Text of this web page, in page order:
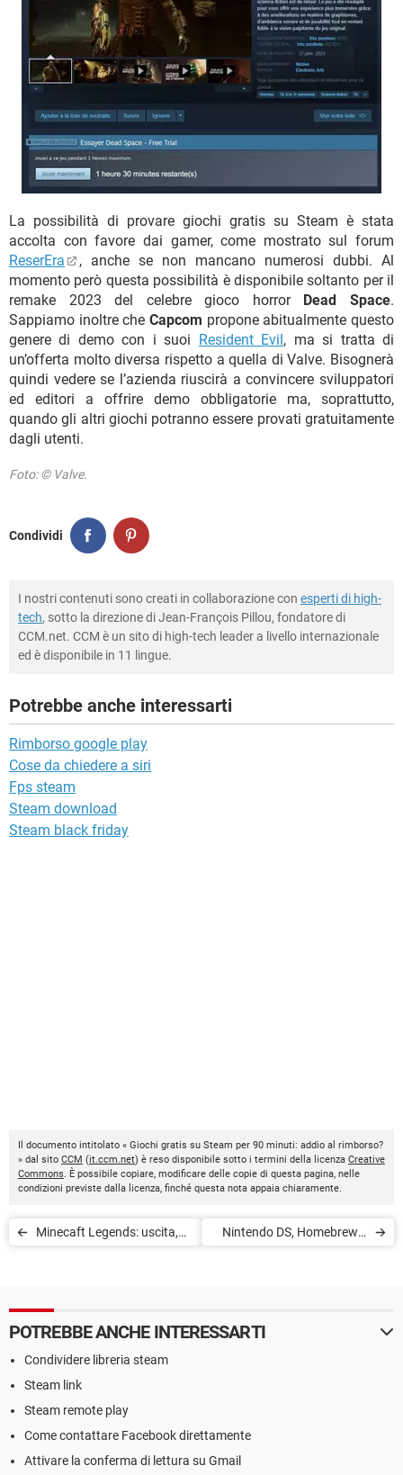
La possibilità di provare giochi gratis su Steam è stata
accolta con favore dai gamer, come mostrato sul forum
ReserEra
, anche se non mancano numerosi dubbi. Al
momento però questa possibilità è disponibile soltanto per il
remake 2023 del celebre gioco horror Dead Space.
Sappiamo inoltre che Capcom propone abitualmente questo
genere di demo con i suoi Resident Evil, ma si tratta di
un’offerta molto diversa rispetto a quella di Valve. Bisognerà
quindi vedere se l’azienda riuscirà a convincere sviluppatori
ed editori a offrire demo obbligatorie ma, soprattutto,
quando gli altri giochi potranno essere provati gratuitamente
dagli utenti.
Foto: © Valve.
Condividi
I nostri contenuti sono creati in collaborazione con esperti di high-
tech, sotto la direzione di Jean-François Pillou, fondatore di
CCM.net. CCM è un sito di high-tech leader a livello internazionale
ed è disponibile in 11 lingue.
Potrebbe anche interessarti
Rimborso google play
Cose da chiedere a siri
Fps steam
Steam download
Steam black friday
Il documento intitolato « Giochi gratis su Steam per 90 minuti: addio al rimborso?
» dal sito CCM (it.ccm.net) è reso disponibile sotto i termini della licenza Creative
Commons. È possibile copiare, modificare delle copie di questa pagina, nelle
condizioni previste dalla licenza, finché questa nota appaia chiaramente.
Minecaft Legends: uscita,
Nintendo DS, Homebrew e
POTREBBE ANCHE INTERESSARTI
Condividere libreria steam
Steam link
Steam remote play
Come contattare Facebook direttamente
Attivare la conferma di lettura su Gmail